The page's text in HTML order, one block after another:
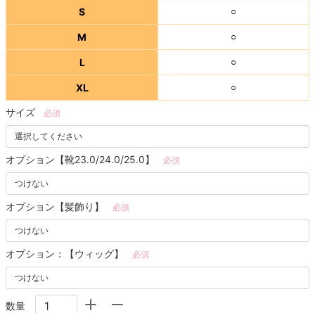
S ○
M ○
L ○
XL ○
サイズ 必須
オプション【靴23.0/24.0/25.0】 必須
オプション【髪飾り】 必須
オプション：【ウィッグ】 必須
数量